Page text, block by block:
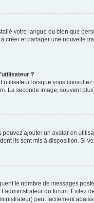
votre langue ou bien que
créer et partager une nouvelle
?
lorsque vous
La seconde image, souvent
ajouter un avatar en
ils sont mis à disposition. Si
le nombre de messages
du forum.
peut facilement